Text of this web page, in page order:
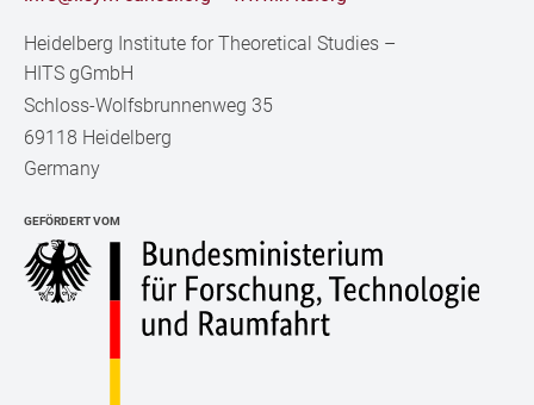
Heidelberg Institute for Theoretical Studies –
HITS gGmbH
Schloss-Wolfsbrunnenweg 35
69118 Heidelberg
Germany
GEFÖRDERT VOM